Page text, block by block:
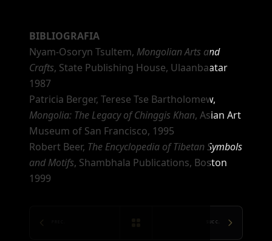
BIBLIOGRAFIA
Nyam-Osoryn Tsultem, Mongolian Arts and
Crafts, State Publishing House, Ulaanbaatar
1987
Patricia Berger, Terese Tse Bartholomew,
Mongolia: The Legacy of Chinggis Khan, Asian Art
Museum of San Francisco, 1995
Robert Beer, The Encyclopedia of Tibetan Symbols
and Motifs, Shambhala Publications, Boston
1999
SUCC.